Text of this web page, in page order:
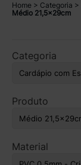
Home Categoria
Médio 21,5x29cm
Categoria
Produto
Material